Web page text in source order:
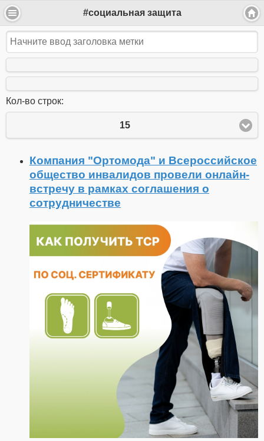
#социальная защита
Кол-во строк:
15
Компания "Ортомода" и Всероссийское
общество инвалидов провели онлайн-
встречу в рамках соглашения о
сотрудничестве